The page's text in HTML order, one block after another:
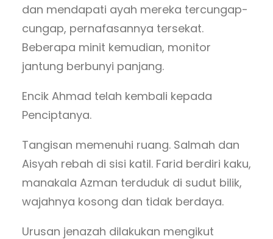
dan mendapati ayah mereka tercungap-
cungap, pernafasannya tersekat.
Beberapa minit kemudian, monitor
jantung berbunyi panjang.
Encik Ahmad telah kembali kepada
Penciptanya.
Tangisan memenuhi ruang. Salmah dan
Aisyah rebah di sisi katil. Farid berdiri kaku,
manakala Azman terduduk di sudut bilik,
wajahnya kosong dan tidak berdaya.
Urusan jenazah dilakukan mengikut